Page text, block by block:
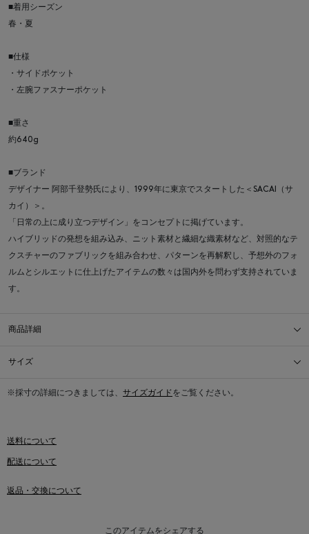
■着用シーズン
春・夏
■仕様
・サイドポケット
・左腕ファスナーポケット
■重さ
約640g
■ブランド
デザイナー 阿部千登勢氏により、1999年に東京でスタートした＜SACAI（サ
カイ）＞。
「日常の上に成り立つデザイン」をコンセプトに掲げています。
ハイブリッドの発想を組み込み、ニット素材と繊細な織素材など、対照的なテ
クスチャーのファブリックを組み合わせ、パターンを再解釈し、予想外のフォ
ルムとシルエットに仕上げたアイテムの数々は国内外を問わず支持されていま
す。
商品詳細
サイズ
※採寸の詳細につきましては、 サイズガイドをご覧ください。
送料について
配送について
返品・交換について
このアイテムをシェアする